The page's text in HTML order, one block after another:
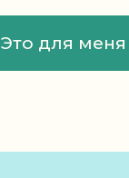
Это для меня